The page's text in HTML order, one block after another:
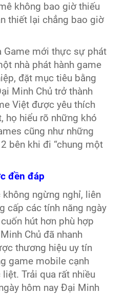
không bao giờ thiếu
thiết lại chẳng bao giờ
Game mới thực sự phát
nhà phát hành game
đặt mục tiêu bằng
Minh Chủ trở thành
Việt được yêu thích
họ hiểu rõ những khó
cũng như những
bên khi đi “chung một
đền đáp
ngừng nghỉ, liên
cấp các tính năng ngày
hút hơn phù hợp
Chủ đã nhanh
thương hiệu uy tín
game mobile cạnh
Trải qua rất nhiều
hôm nay Đại Minh